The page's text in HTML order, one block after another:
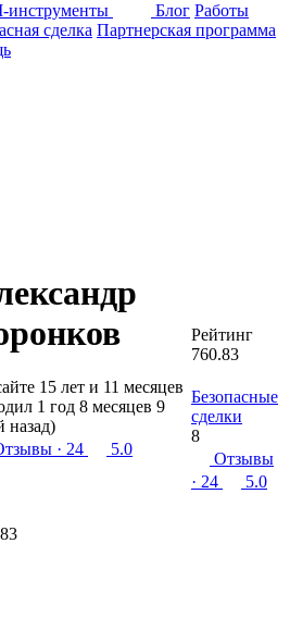
инструменты Блог Работы
сделка Партнерская программа
15 лет и 11 месяцев
1 год 8 месяцев 9
назад)
· 24 5.0
Рейтинг
760.83
Безопасные
сделки
8
Отзывы
· 24
5.0